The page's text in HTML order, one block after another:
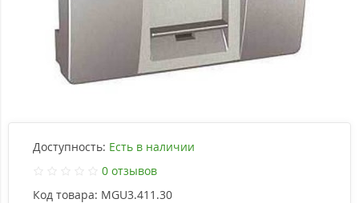
Доступность: Есть в наличии
0 отзывов
Код товара: MGU3.411.30